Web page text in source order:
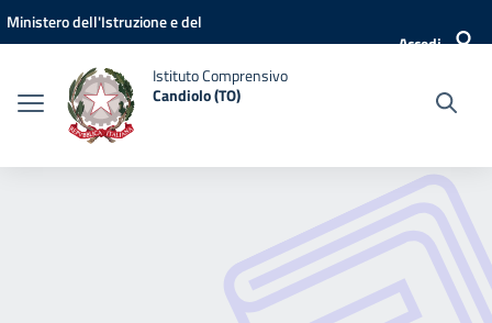
Vai ai contenuti
Vai al menu di navigazione
Vai al footer
Ministero dell'Istruzione e del
Accedi
Istituto Comprensivo
Candiolo (TO)